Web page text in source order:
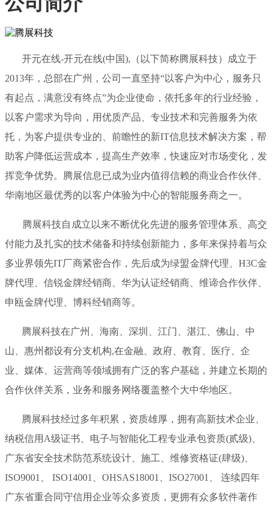
开元在线-开元在线(中国),（以下简称腾展科技）成立于
2013年，总部在广州，公司一直坚持“以客户为中心，服务只
有起点，满意没有终点”为企业使命，依托多年的行业经验，
以客户需求为导向，用优质产品、专业技术和完善服务为依
托，为客户提供专业的、前瞻性的新IT信息技术解决方案，帮
助客户降低运营成本，提高生产效率，快速应对市场变化，发
挥竞争优势。腾展信息已成为业内值得信赖的商业合作伙伴、
华南地区最优秀的以客户体验为中心的智能服务商之一。
腾展科技自成立以来不断优化先进的服务管理体系、高交
付能力及扎实的技术储备和持续创新能力，多年来保持着与众
多业界领先IT厂商紧密合作，先后成为绿盟金牌代理、H3C金
牌代理、信锐金牌经销商、华为认证经销商、维谛合作伙伴、
申瓯金牌代理、博科经销商等。
腾展科技在广州、海南、深圳、江门、湛江、佛山、中
山、惠州都设有分支机构,在金融、政府、教育、医疗、企
业、媒体、运营商等领域拥有广泛的客户基础，并建立长期的
合作伙伴关系，业务和服务网络覆盖整个大中华地区。
腾展科技经过多年积累，资质雄厚，拥有高新技术企业、
纳税信用A级证书、电子与智能化工程专业承包资质(贰级)、
广东省安全技术防范系统设计、施工、维修资格证(肆级)、
ISO9001、 ISO14001、OHSAS18001、ISO27001、 连续四年
广东省重合同守信用企业等众多资质，更拥有众多软件著作